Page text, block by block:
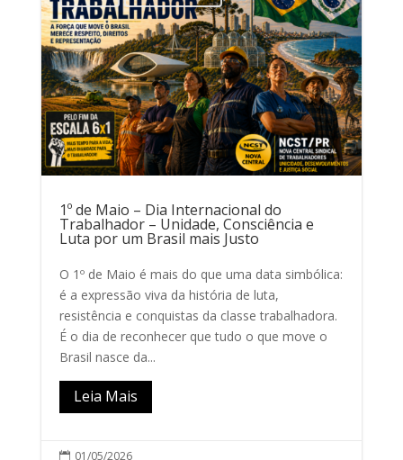
1º de Maio – Dia Internacional do
Trabalhador – Unidade, Consciência e
Luta por um Brasil mais Justo
O 1º de Maio é mais do que uma data simbólica:
é a expressão viva da história de luta,
resistência e conquistas da classe trabalhadora.
É o dia de reconhecer que tudo o que move o
Brasil nasce da...
Leia Mais
 01/05/2026